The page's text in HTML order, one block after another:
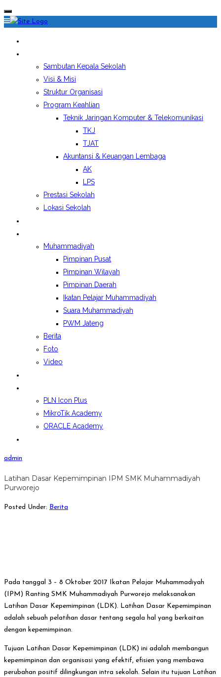
Sambutan Kepala Sekolah
Visi & Misi
Struktur Organisasi
Program Keahlian
Teknik Jaringan Komputer & Telekomunikasi
TKJ
TJAT
Akuntansi & Keuangan Lembaga
AK
LPS
Prestasi Sekolah
Lokasi Sekolah
Muhammadiyah
Pimpinan Pusat
Pimpinan Wilayah
Pimpinan Daerah
Ikatan Pelajar Muhammadiyah
Suara Muhammadiyah
PWM Jateng
Berita
Foto
Video
PLN Icon Plus
MikroTik Academy
ORACLE Academy
admin
Latihan Dasar Kepemimpinan IPM SMK Muhammadiyah
Purworejo
Posted Under: Berita
Pada tanggal 3 – 8 Oktober 2017 Ikatan Pelajar Muhammadiyah
(IPM) Ranting SMK Muhammadiyah Purworejo melaksanakan
Latihan Dasar Kepemimpinan (LDK). Latihan Dasar Kepemimpinan
adalah sebuah pelatihan dasar tentang segala hal yang berkaitan
dengan kepemimpinan.
Tujuan Latihan Dasar Kepemimpinan (LDK) ini adalah membangun
kepemimpinan dan organisasi yang efektif, efisien yang membawa
perubahan positif dilingkungan intra sekolah. Selain itu tujuan Latihan